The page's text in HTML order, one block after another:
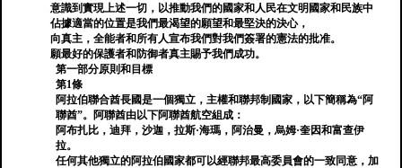
意識到實現上述一切，以推動我們的國家和人民在文明國家和民族中
佔據適當的位置是我們最渴望的願望和最堅決的決心，
向真主，全能者和所有人宣布我們對我們簽署的憲法的批准。
願最好的保護者和防御者真主賜予我們成功。
第一部分原則和目標
第1條
阿拉伯聯合酋長國是一個獨立，主權和聯邦制國家，以下簡稱為“阿
聯酋”。阿聯酋由以下阿聯酋航空組成：
阿布扎比，迪拜，沙迦，拉斯·海瑪，阿治曼，烏姆·奎因和富查伊
拉。
任何其他獨立的阿拉伯國家都可以經聯邦最高委員會的一致同意，加